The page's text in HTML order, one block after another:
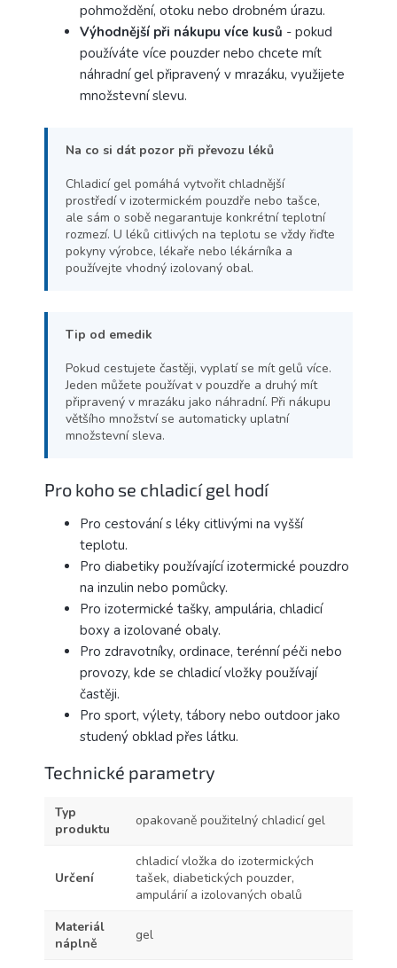
pohmoždění, otoku nebo drobném úrazu.
Výhodnější při nákupu více kusů - pokud
používáte více pouzder nebo chcete mít
náhradní gel připravený v mrazáku, využijete
množstevní slevu.
Na co si dát pozor při převozu léků
Chladicí gel pomáhá vytvořit chladnější
prostředí v izotermickém pouzdře nebo tašce,
ale sám o sobě negarantuje konkrétní teplotní
rozmezí. U léků citlivých na teplotu se vždy řiďte
pokyny výrobce, lékaře nebo lékárníka a
používejte vhodný izolovaný obal.
Tip od emedik
Pokud cestujete častěji, vyplatí se mít gelů více.
Jeden můžete používat v pouzdře a druhý mít
připravený v mrazáku jako náhradní. Při nákupu
většího množství se automaticky uplatní
množstevní sleva.
Pro koho se chladicí gel hodí
Pro cestování s léky citlivými na vyšší
teplotu.
Pro diabetiky používající izotermické pouzdro
na inzulin nebo pomůcky.
Pro izotermické tašky, ampulária, chladicí
boxy a izolované obaly.
Pro zdravotníky, ordinace, terénní péči nebo
provozy, kde se chladicí vložky používají
častěji.
Pro sport, výlety, tábory nebo outdoor jako
studený obklad přes látku.
Technické parametry
Typ
produktu
opakovaně použitelný chladicí gel
Určení
chladicí vložka do izotermických
tašek, diabetických pouzder,
ampulárií a izolovaných obalů
Materiál
náplně
gel